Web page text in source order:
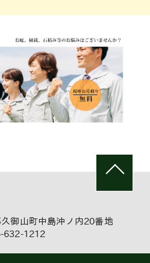
御山町中島沖ノ内20番地
632-1212